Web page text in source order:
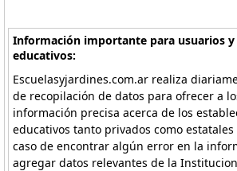
Información importante para usuarios
educativos:
Escuelasyjardines.com.ar realiza
de recopilación de datos para ofrecer a
información precisa acerca de los
educativos tanto privados como
caso de encontrar algún error en la
agregar datos relevantes de la